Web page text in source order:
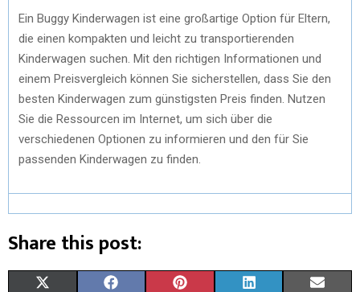
Ein Buggy Kinderwagen ist eine großartige Option für Eltern,
die einen kompakten und leicht zu transportierenden
Kinderwagen suchen. Mit den richtigen Informationen und
einem Preisvergleich können Sie sicherstellen, dass Sie den
besten Kinderwagen zum günstigsten Preis finden. Nutzen
Sie die Ressourcen im Internet, um sich über die
verschiedenen Optionen zu informieren und den für Sie
passenden Kinderwagen zu finden.
Share this post: